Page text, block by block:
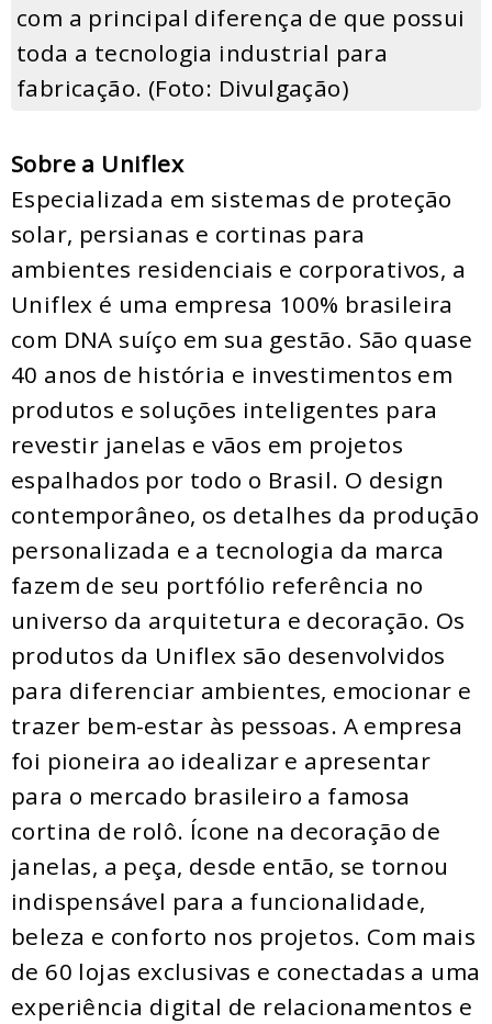
com a principal diferença de que possui
toda a tecnologia industrial para
fabricação. (Foto: Divulgação)
Sobre a Uniflex
Especializada em sistemas de proteção
solar, persianas e cortinas para
ambientes residenciais e corporativos, a
Uniflex é uma empresa 100% brasileira
com DNA suíço em sua gestão. São quase
40 anos de história e investimentos em
produtos e soluções inteligentes para
revestir janelas e vãos em projetos
espalhados por todo o Brasil. O design
contemporâneo, os detalhes da produção
personalizada e a tecnologia da marca
fazem de seu portfólio referência no
universo da arquitetura e decoração. Os
produtos da Uniflex são desenvolvidos
para diferenciar ambientes, emocionar e
trazer bem-estar às pessoas. A empresa
foi pioneira ao idealizar e apresentar
para o mercado brasileiro a famosa
cortina de rolô. Ícone na decoração de
janelas, a peça, desde então, se tornou
indispensável para a funcionalidade,
beleza e conforto nos projetos. Com mais
de 60 lojas exclusivas e conectadas a uma
experiência digital de relacionamentos e